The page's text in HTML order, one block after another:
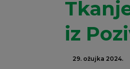
iz
29. ožujka 2024.